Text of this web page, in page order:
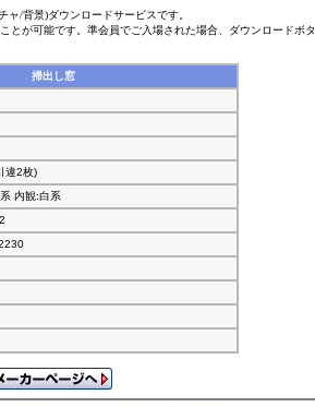
/背景)ダウンロードサービスです。
とが可能です。準会員でご入場された場合、ダウンロードボ
掃出し窓
違2枚)
内観:白系